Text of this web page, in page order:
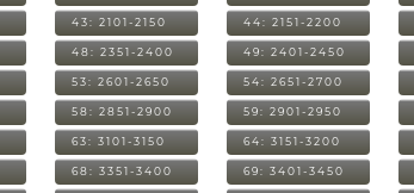
43: 2101-2150 44: 2151-2200
48: 2351-2400 49: 2401-2450
53: 2601-2650 54: 2651-2700
58: 2851-2900 59: 2901-2950
63: 3101-3150 64: 3151-3200
68: 3351-3400 69: 3401-3450